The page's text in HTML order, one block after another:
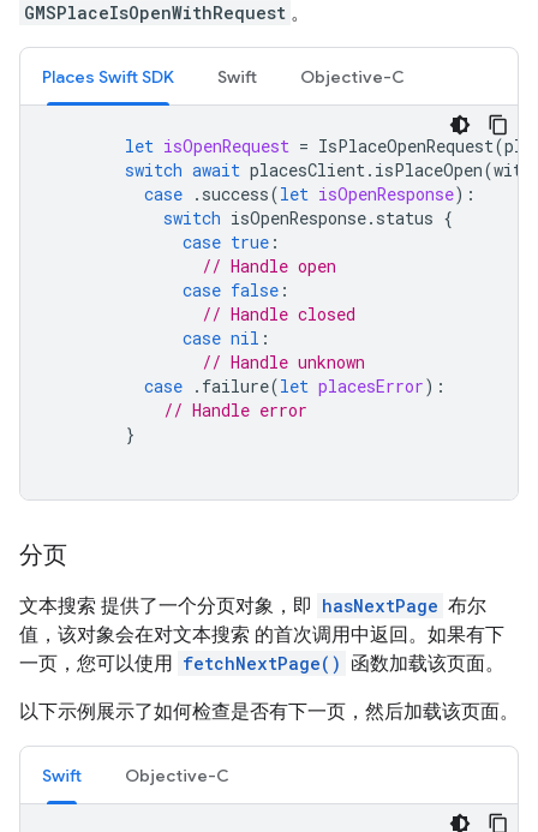
GMSPlaceIsOpenWithRequest 。
Places Swift SDK Swift Objective-C
let isOpenRequest = IsPlaceOpenRequest(
switch await placesClient. isPlaceOpen(with
case . success(let isOpenResponse):
switch isOpenResponse. status {
case true :
// Handle open
case false :
// Handle closed
case nil :
// Handle unknown
case . failure(let placesError):
// Handle error
}
分页
文本搜索 提供了一个分页对象 ，即 hasNextPage 布尔
值，该对象会在对文本搜索 的首次调用中返回。如果有下
一页，您可以使用 fetchNextPage() 函数加载该页面。
以下示例展示了如何检查是否有下一页，然后加载该页面。
Swift Objective-C